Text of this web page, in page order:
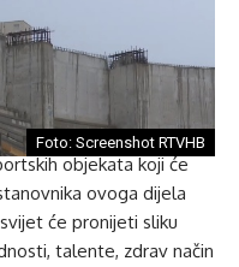
Foto: Screenshot RTVHB
objekata koji će
ovoga dijela
će pronijeti sliku
talente, zdrav način